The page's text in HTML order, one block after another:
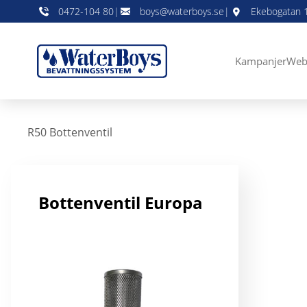
0472-104 80| boys@waterboys.se | Ekebogatan
Kampanjer
R50 Bottenventil
Bottenventil Europa